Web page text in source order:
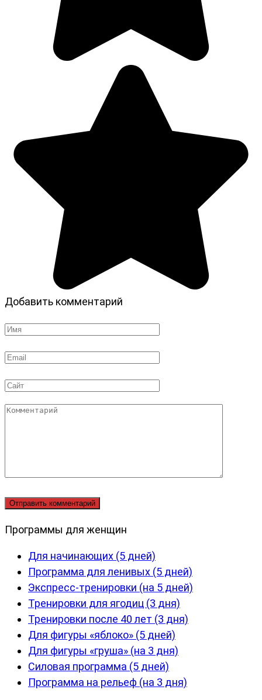
Добавить комментарий
Имя
Email
Сайт
Комментарий
Программы для женщин
Для начинающих (5 дней)
Программа для ленивых (5 дней)
Экспресс-тренировки (на 5 дней)
Тренировки для ягодиц (3 дня)
Тренировки после 40 лет (3 дня)
Для фигуры «яблоко» (5 дней)
Для фигуры «груша» (на 3 дня)
Силовая программа (5 дней)
Программа на рельеф (на 3 дня)